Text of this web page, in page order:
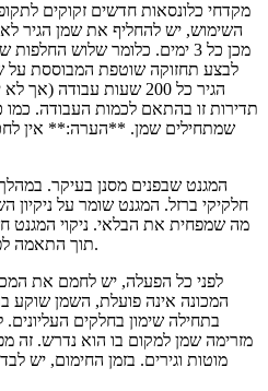
השימוש, יש להחליף את שמן הגיר
מכן כל 3 ימים. כלומר שלוש
לבצע תחזוקה שוטפת המבוססת על
תדירות זו בהתאם לכמות העבודה.
חלקיקי ברזל. המגנט שומר על
תוך התאמה לפי הצורך בהתאם לכמות העבודה.
המכונה אינה פועלת, השמן
מזרימה שמן למקום בו הוא נדרש. זה
מוטות וגירים. בזמן החימום, יש